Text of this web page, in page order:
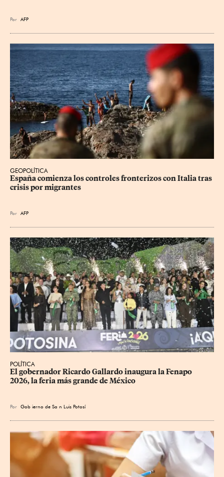
Por AFP
GEOPOLÍTICA
España comienza los controles fronterizos con Italia tras
crisis por migrantes
Por AFP
POLÍTICA
​El gobernador Ricardo Gallardo inaugura la Fenapo
2026, la feria más grande de México
Por Gob ierno de Sa n Luis Potosí